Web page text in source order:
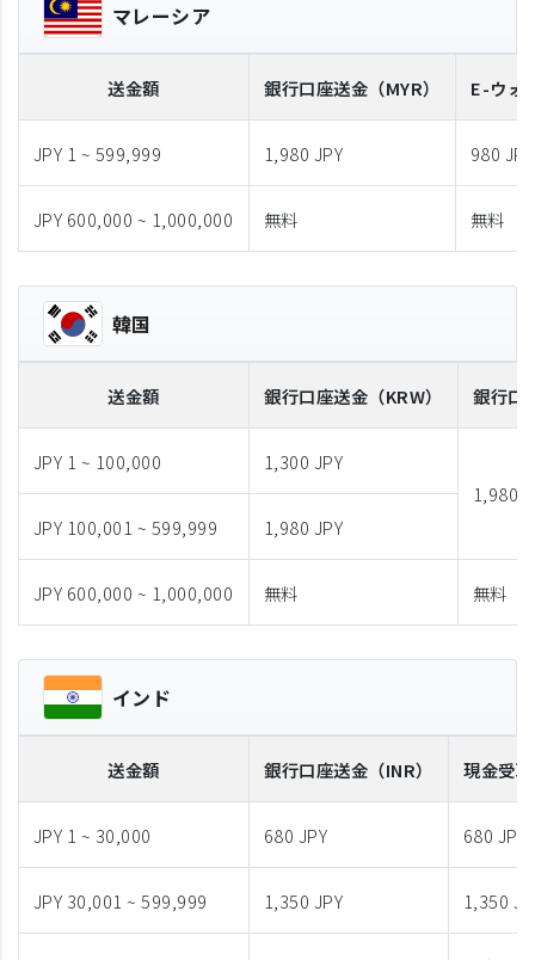
マレーシア
送金額 銀行口座送金 （MYR） E-ウォ
JPY 1 ~ 599,999 1,980 JPY 980 JPY
JPY 600,000 ~ 1,000,000 無料 無料
韓国
送金額 銀行口座送金 （KRW） 銀行口
JPY 1 ~ 100,000
1,300 JPY
1,980
JPY 100,001 ~ 599,999
1,980 JPY
JPY 600,000 ~ 1,000,000 無料 無料
インド
送金額 銀行口座送金 （INR） 現金受取
JPY 1 ~ 30,000 680 JPY 680 JPY
JPY 30,001 ~ 599,999 1,350 JPY 1,350